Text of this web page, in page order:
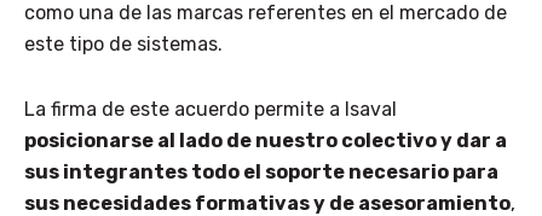
como una de las marcas referentes en el mercado de
este tipo de sistemas.
La firma de este acuerdo permite a Isaval
posicionarse al lado de nuestro colectivo y dar a
sus integrantes todo el soporte necesario para
sus necesidades formativas y de asesoramiento,